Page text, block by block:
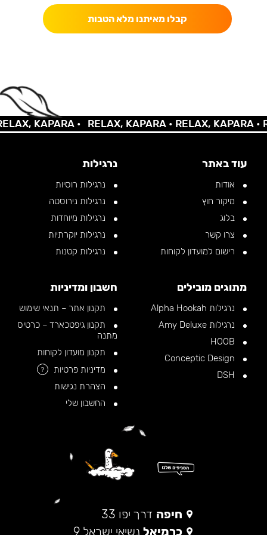
קבלו מאיתנו מלא הטבות
KAPARA • RELAX, KAPARA •RELAX, KAPARA •
עוד באתר
אודות
מיקור חוץ
בלוג
צרו קשר
רישום למועדון לקוחות
נרגילות
נרגילות רוסיות
נרגילות נירוסטה
נרגילות מיוחדות
נרגילות יוקרתיות
נרגילות קטנות
מתוגים מובילים
נרגילות Alpha Hookah
נרגילות Amy Deluxe
חשבון ומדיניות
תקנון אתר – תנאי שימוש
תקנון גיפטכארד – כרטיס
מתנה
תקנון מועדון לקוחות
מדיניות פרטיות
?
הצהרת נגישות
החשבון שלי
חיפה דרך יפו 33
כרמיאל נשיאי ישראל 9